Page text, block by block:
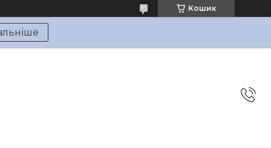
Кошик